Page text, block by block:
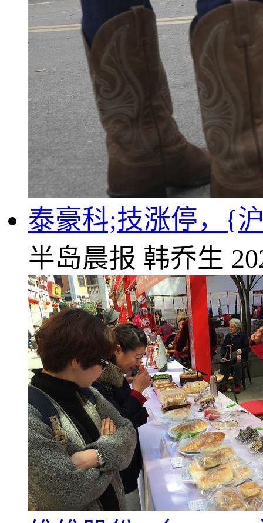
泰豪科;技涨停，{
半岛晨报 韩乔生